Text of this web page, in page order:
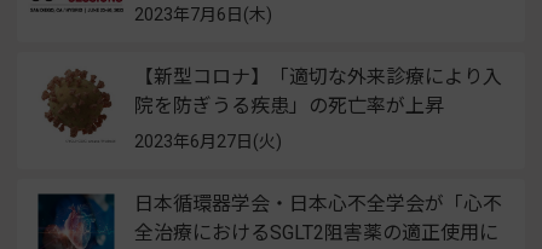
2023年7月6日(木)
【新型コロナ】「適切な外来診療により入
院を防ぎうる疾患」の死亡率が上昇
2023年6月27日(火)
日本循環器学会・日本心不全学会が「心不
全治療におけるSGLT2阻害薬の適正使用に